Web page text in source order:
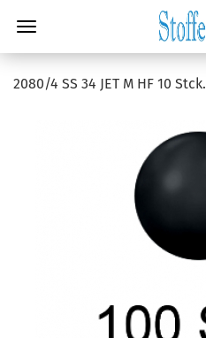
2080/4 SS 34 JET M HF 10 Stck.